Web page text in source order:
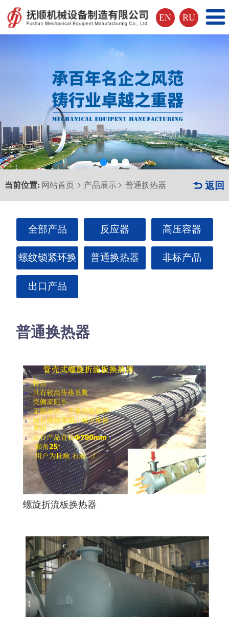
EN RU
当前位置: 网站首页  产品展示 普通换热器  返回
全部产品 反应器 高压容器
螺纹锁紧环换
热器
普通换热器 非标产品
出口产品
普通换热器
螺旋折流板换热器